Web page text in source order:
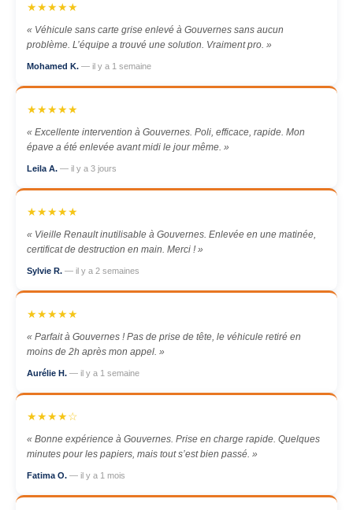
★★★★★
« Véhicule sans carte grise enlevé à Gouvernes sans aucun
problème. L’équipe a trouvé une solution. Vraiment pro. »
Mohamed K. — il y a 1 semaine
★★★★★
« Excellente intervention à Gouvernes. Poli, efficace, rapide. Mon
épave a été enlevée avant midi le jour même. »
Leila A. — il y a 3 jours
★★★★★
« Vieille Renault inutilisable à Gouvernes. Enlevée en une matinée,
certificat de destruction en main. Merci ! »
Sylvie R. — il y a 2 semaines
★★★★★
« Parfait à Gouvernes ! Pas de prise de tête, le véhicule retiré en
moins de 2h après mon appel. »
Aurélie H. — il y a 1 semaine
★★★★☆
« Bonne expérience à Gouvernes. Prise en charge rapide. Quelques
minutes pour les papiers, mais tout s’est bien passé. »
Fatima O. — il y a 1 mois